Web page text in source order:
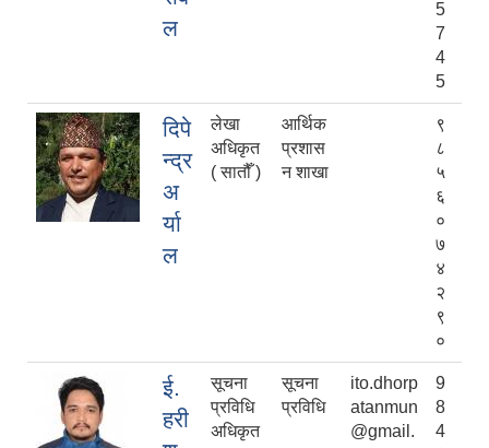
ल
5
7
4
5
दिपे
न्द्र
अ
र्या
ल
लेखा
अधिकृत
( सातौँ )
आर्थिक
प्रशास
न शाखा
९
८
५
६
०
७
४
२
९
०
ई.
हरी
सूचना
प्रविधि
अधिकृत
सूचना
प्रविधि
ito.dhorp
atanmun
@gmail.
9
8
4